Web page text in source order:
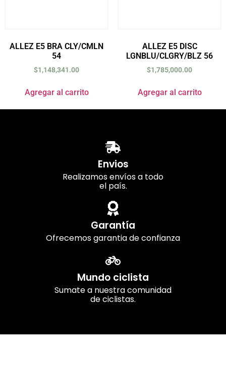
ALLEZ E5 BRA CLY/CMLN
54
$1,148,341.00
Agregar al carrito
ALLEZ E5 DISC
LGNBLU/CLGRY/BLZ 56
$1,785,000.00
Agregar al carrito
Envios
Realizamos envíos a todo
el país.
Garantía
Ofrecemos garantia de confianza
Mundo ciclista
Sumate a nuestra comunidad
de ciclistas.